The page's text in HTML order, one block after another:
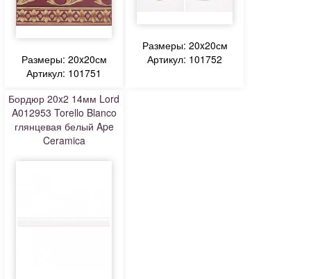
Размеры: 20x20см
Артикул: 101751
Размеры: 20x20см
Артикул: 101752
Бордюр 20x2 14мм Lord
A012953 Torello Blanco
глянцевая белый Ape
Ceramica